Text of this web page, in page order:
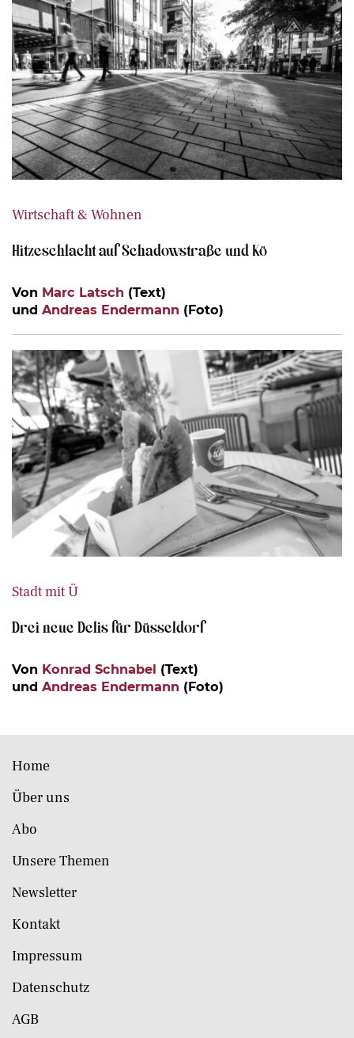
Wirtschaft & Wohnen
Hitzeschlacht auf Schadowstraße und Kö
Von Marc Latsch (Text)
und Andreas Endermann (Foto)
Stadt mit Ü
Drei neue Delis für Düsseldorf
Von Konrad Schnabel (Text)
und Andreas Endermann (Foto)
Home
Über uns
Abo
Unsere Themen
Newsletter
Kontakt
Impressum
Datenschutz
AGB